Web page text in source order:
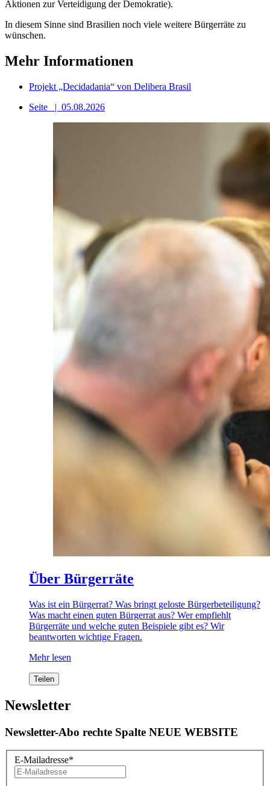
Aktionen zur Verteidigung der Demokratie).
In diesem Sinne sind Brasilien noch viele weitere Bürgerräte zu
wünschen.
Mehr Informationen
Projekt „Decidadania“ von Delibera Brasil
Seite
| 05.08.2026
Über Bürgerräte
Was ist ein Bürgerrat? Was bringt geloste Bürgerbeteiligung?
Was macht einen guten Bürgerrat aus? Wer empfiehlt
Bürgerräte und welche guten Beispiele gibt es? Wir
beantworten wichtige Fragen.
Mehr lesen
Teilen
Newsletter
Newsletter-Abo rechte Spalte NEUE WEBSITE
E-Mailadresse*